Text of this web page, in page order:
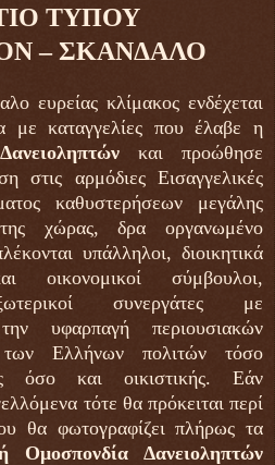
ΤΥΠΟΥ
– ΣΚΑΝΔΑΛΟ
ευρείας κλίμακος ενδέχεται
με καταγγελίες που έλαβε η
και προώθησε
στις αρμόδιες Εισαγγελικές
καθυστερήσεων μεγάλης
της χώρας, δρα οργανωμένο
υπάλληλοι, διοικητικά
οικονομικοί σύμβουλοι,
συνεργάτες με
υφαρπαγή περιουσιακών
Ελλήνων πολιτών τόσο
όσο και οικιστικής. Εάν
τότε θα πρόκειται περί
θα φωτογραφίζει πλήρως τα
Ομοσπονδία Δανειοληπτών